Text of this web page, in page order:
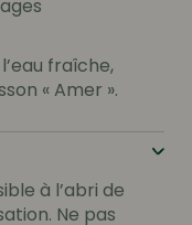
fraîche,
« Amer ».
à l’abri de
Ne pas